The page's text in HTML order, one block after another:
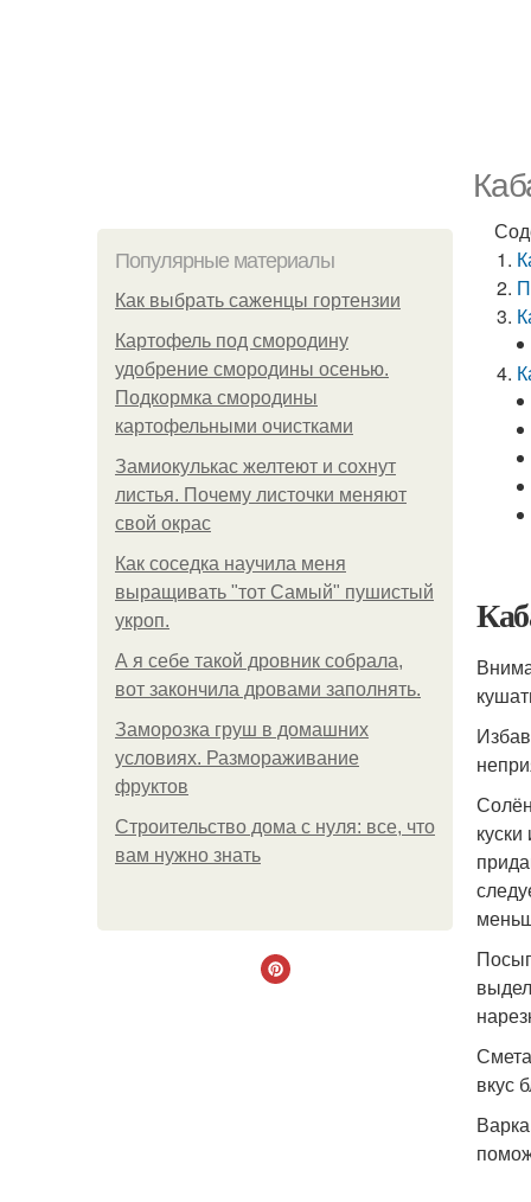
Популярные материалы
Как выбрать саженцы гортензии
Картофель под смородину
удобрение смородины осенью.
Подкормка смородины
картофельными очистками
Замиокулькас желтеют и сохнут
листья. Почему листочки меняют
свой окрас
Как соседка научила меня
выращивать "тот Самый" пушистый
укроп.
А я себе такой дровник собрала,
вот закончила дровами заполнять.
Заморозка груш в домашних
условиях. Размораживание
фруктов
Строительство дома с нуля: все, что
вам нужно знать
вкус